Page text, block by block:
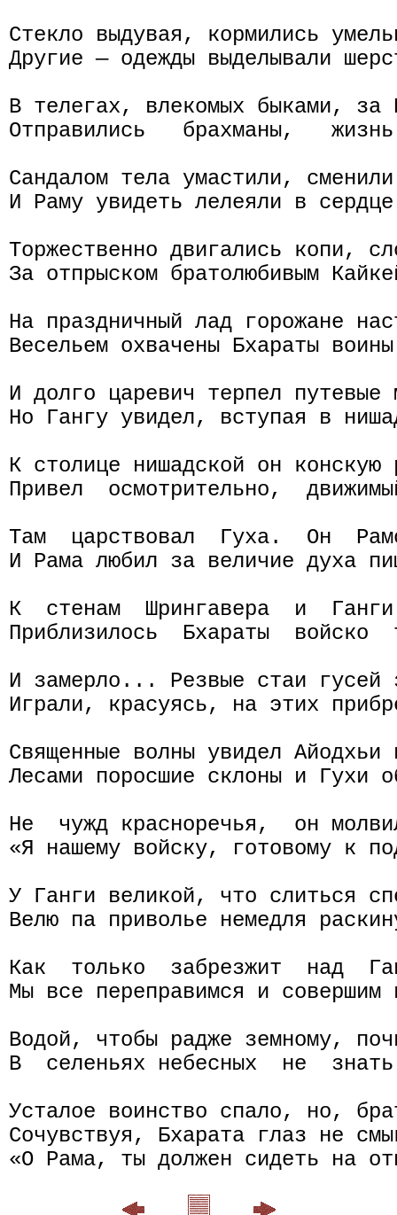
Стекло выдувая, кормились
Другие — одежды выделывали
В телегах, влекомых быками, за
Отправились   брахманы,
Сандалом тела умастили,
И Раму увидеть лелеяли в
Торжественно двигались копи,
За отпрыском братолюбивым
На праздничный лад горожане
Весельем охвачены Бхараты
И долго царевич терпел путевые
Но Гангу увидел, вступая в
К столице нишадской он конскую
Привел  осмотрительно,
Там  царствовал  Гуха.  Он
И Рама любил за величие духа
К  стенам  Шрингавера  и
Приблизилось  Бхараты  войско
И замерло... Резвые стаи гусей
Играли, красуясь, на этих
Священные волны увидел Айодхьи
Лесами поросшие склоны и Гухи
Не  чужд красноречья,  он
«Я нашему войску, готовому к
У Ганги великой, что слиться
Велю па приволье немедля
Как  только  забрезжит  над
Мы все переправимся и совершим
Водой, чтобы радже земному,
В  селеньях небесных  не
Усталое воинство спало, но,
Сочувствуя, Бхарата глаз не